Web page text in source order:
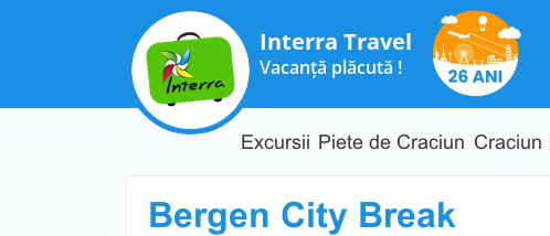
Interra Travel
Vacanță plăcută !
Excursii Piete de Craciun Craciun
Bergen City Break